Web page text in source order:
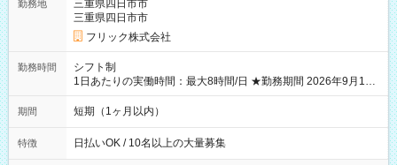
勤務地
三重県四日市市
三重県四日市市
フリック株式会社
勤務時間
シフト制
1日あたりの実働時間：最大8時間/日 ★勤務期間 2026年9月16
日~2026年10月23日 短期勤務OK! 期間中フル勤務できる方優遇
※週3~5日勤務(勤務日数応相談) ※期間前から勤務スタートも可
り ※夜勤シフトあり
期間 短期（1ヶ月以内）
特徴 日払いOK / 10名以上の大量募集